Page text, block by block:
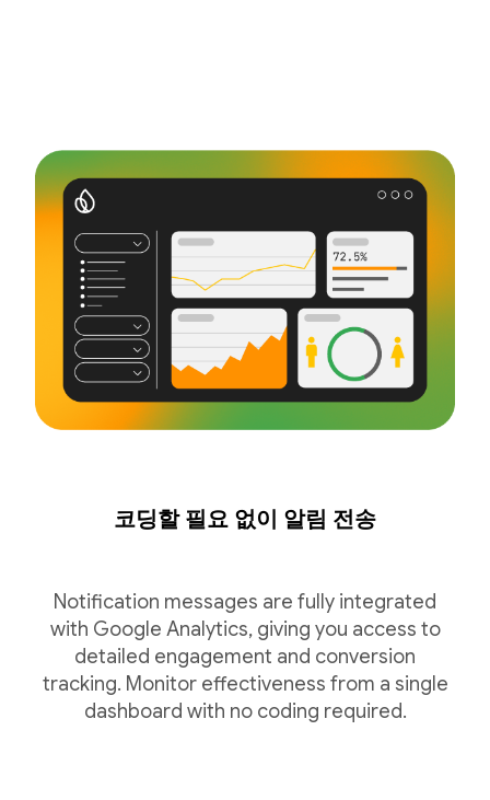
코딩할 필요 없이 알림 전송
Notification messages are fully integrated
with Google Analytics, giving you access to
detailed engagement and conversion
tracking. Monitor effectiveness from a single
dashboard with no coding required.